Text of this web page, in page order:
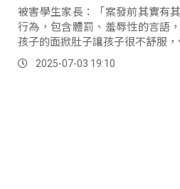
被害學生家長：「案發前其實有
行為，包含體罰、羞辱性的言語
孩子的面掀肚子讓孩子很不舒服
2025-07-03 19:10